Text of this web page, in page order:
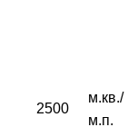
2500
м.кв./
м.п.